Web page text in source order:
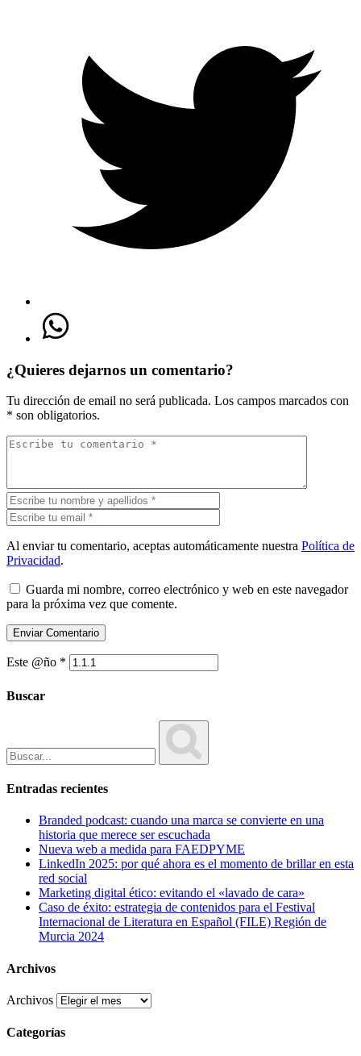
¿Quieres dejarnos un comentario?
Tu dirección de email no será publicada. Los campos marcados con
* son obligatorios.
Al enviar tu comentario, aceptas automáticamente nuestra Política de
Privacidad.
Guarda mi nombre, correo electrónico y web en este navegador
para la próxima vez que comente.
Este @ño *
Buscar
Entradas recientes
Branded podcast: cuando una marca se convierte en una
historia que merece ser escuchada
Nueva web a medida para FAEDPYME
LinkedIn 2025: por qué ahora es el momento de brillar en esta
red social
Marketing digital ético: evitando el «lavado de cara»
Caso de éxito: estrategia de contenidos para el Festival
Internacional de Literatura en Español (FILE) Región de
Murcia 2024
Archivos
Archivos
Categorías